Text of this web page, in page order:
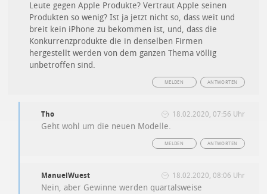
Leute gegen Apple Produkte? Vertraut Apple seinen
Produkten so wenig? Ist ja jetzt nicht so, dass weit und
breit kein iPhone zu bekommen ist, und, dass die
Konkurrenzprodukte die in denselben Firmen
hergestellt werden von dem ganzen Thema völlig
unbetroffen sind.
ANTWORTEN
MELDEN
Tho 18.02.2020, 07:56 Uhr
Geht wohl um die neuen Modelle.
ANTWORTEN
MELDEN
ManuelWuest 18.02.2020, 08:06 Uhr
Nein, aber Gewinne werden quartalsweise